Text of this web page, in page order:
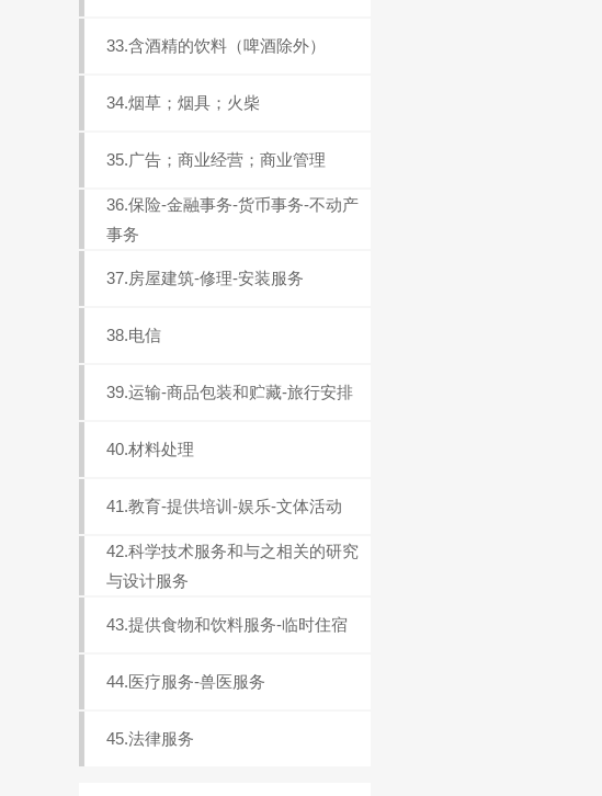
33.含酒精的饮料（啤酒除外）
34.烟草；烟具；火柴
35.广告；商业经营；商业管理
36.保险-金融事务-货币事务-不动产
事务
37.房屋建筑-修理-安装服务
38.电信
39.运输-商品包装和贮藏-旅行安排
40.材料处理
41.教育-提供培训-娱乐-文体活动
42.科学技术服务和与之相关的研究
与设计服务
43.提供食物和饮料服务-临时住宿
44.医疗服务-兽医服务
45.法律服务